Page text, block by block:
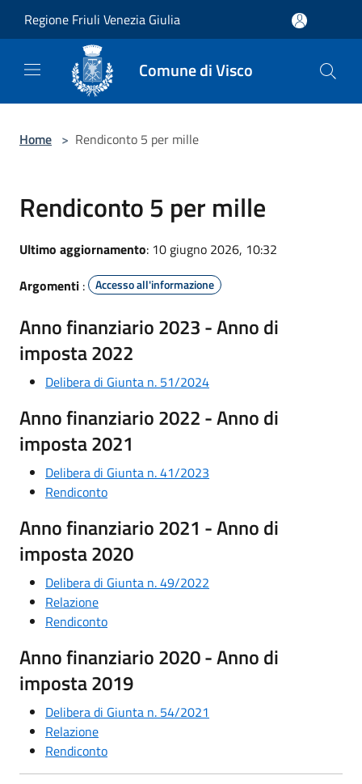
Regione Friuli Venezia Giulia
Comune di Visco
Home > Rendiconto 5 per mille
Rendiconto 5 per mille
Ultimo aggiornamento: 10 giugno 2026, 10:32
Argomenti : Accesso all'informazione
Anno finanziario 2023 - Anno di
imposta 2022
Delibera di Giunta n. 51/2024
Anno finanziario 2022 - Anno di
imposta 2021
Delibera di Giunta n. 41/2023
Rendiconto
Anno finanziario 2021 - Anno di
imposta 2020
Delibera di Giunta n. 49/2022
Relazione
Rendiconto
Anno finanziario 2020 - Anno di
imposta 2019
Delibera di Giunta n. 54/2021
Relazione
Rendiconto